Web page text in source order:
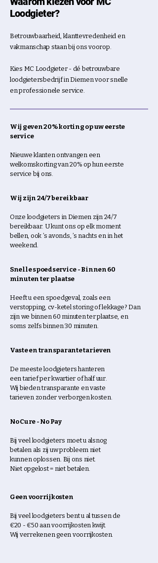
Loodgieter?
Betrouwbaarheid, klanttevredenheid en
vakmanschap staan bij ons voorop.
Kies MC Loodgieter - dé betrouwbare
loodgietersbedrijf in Diemen voor snelle
en professionele service.
Wij geven 20% korting op uw eerste
service
Nieuwe klanten ontvangen een
welkomskorting van 20% op hun eerste
service bij ons.
Wij zijn 24/7 bereikbaar
Onze loodgieters in Diemen zijn 24/7
bereikbaar. U kunt ons op elk moment
bellen, ook ’s avonds, ’s nachts en in het
weekend.
Snelle spoedservice - Binnen 60
minuten ter plaatse
Heeft u een spoedgeval, zoals een
verstopping, cv-ketel storing of lekkage? Dan
zijn we binnen 60 minuten ter plaatse, en
soms zelfs binnen 30 minuten.
Vaste en transparante tarieven
De meeste loodgieters hanteren
een tarief per kwartier of half uur.
Wij bieden transparante en vaste
tarieven zonder verborgen kosten.
No Cure - No Pay
Bij veel loodgieters moet u alsnog
betalen als zij uw probleem niet
kunnen oplossen. Bij ons niet.
Niet opgelost = niet betalen.
Geen voorrijkosten
Bij veel loodgieters bent u al tussen de
€20 - €50 aan voorrijkosten kwijt.
Wij verrekenen geen voorrijkosten.